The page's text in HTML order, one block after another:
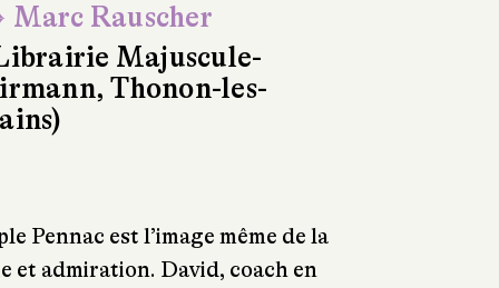
Rauscher
Majuscule-
Thonon-les-
Pennac est l’image même de la
et admiration. David, coach en